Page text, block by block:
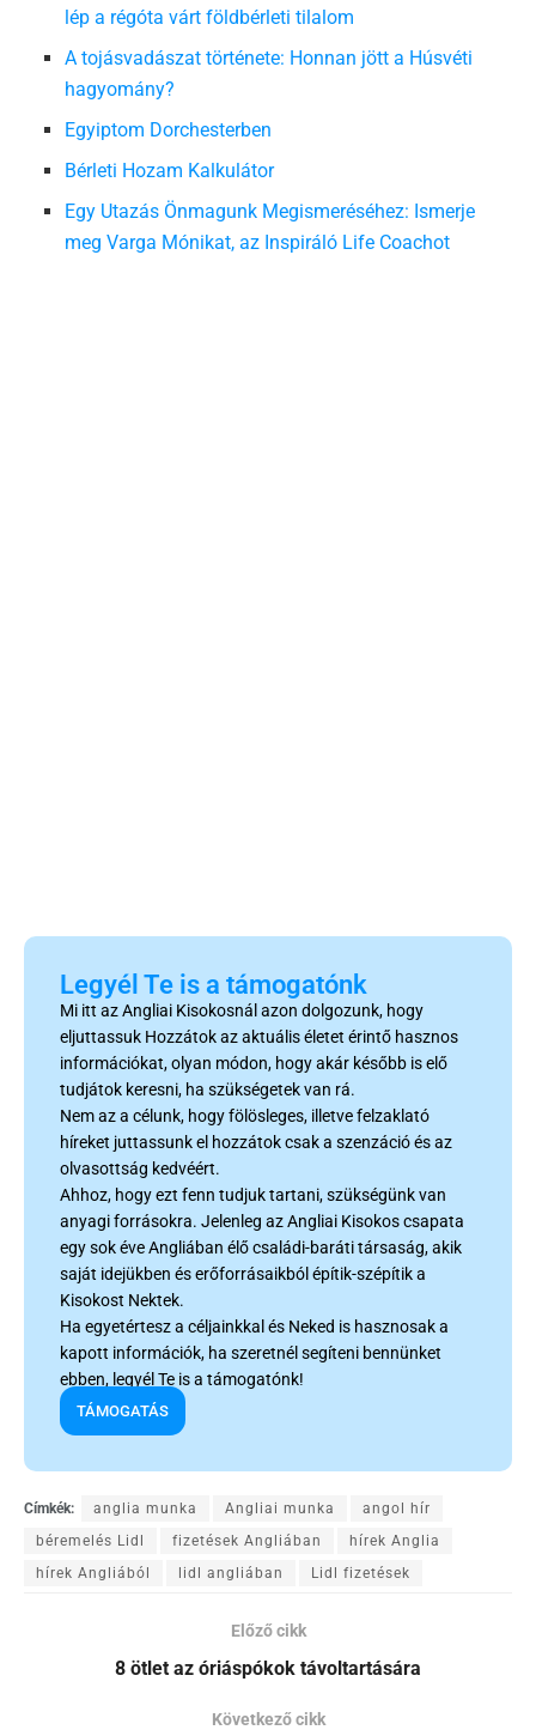
lép a régóta várt földbérleti tilalom
A tojásvadászat története: Honnan jött a Húsvéti
hagyomány?
Egyiptom Dorchesterben
Bérleti Hozam Kalkulátor
Egy Utazás Önmagunk Megismeréséhez: Ismerje
meg Varga Mónikat, az Inspiráló Life Coachot
Legyél Te is a támogatónk
Mi itt az Angliai Kisokosnál azon dolgozunk, hogy
eljuttassuk Hozzátok az aktuális életet érintő hasznos
információkat, olyan módon, hogy akár később is elő
tudjátok keresni, ha szükségetek van rá.
Nem az a célunk, hogy fölösleges, illetve felzaklató
híreket juttassunk el hozzátok csak a szenzáció és az
olvasottság kedvéért.
Ahhoz, hogy ezt fenn tudjuk tartani, szükségünk van
anyagi forrásokra. Jelenleg az Angliai Kisokos csapata
egy sok éve Angliában élő családi-baráti társaság, akik
saját idejükben és erőforrásaikból építik-szépítik a
Kisokost Nektek.
Ha egyetértesz a céljainkkal és Neked is hasznosak a
kapott információk, ha szeretnél segíteni bennünket
ebben, legyél Te is a támogatónk!
TÁMOGATÁS
Címkék: anglia munka Angliai munka
angol hír
béremelés Lidl
fizetések Angliában
hírek Anglia
hírek Angliából
lidl angliában Lidl fizetések
Előző cikk
8 ötlet az óriáspókok távoltartására
Következő cikk